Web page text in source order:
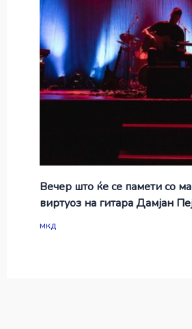
Вечер што ќе се памети со
виртуоз на гитара Дамјан
мкд